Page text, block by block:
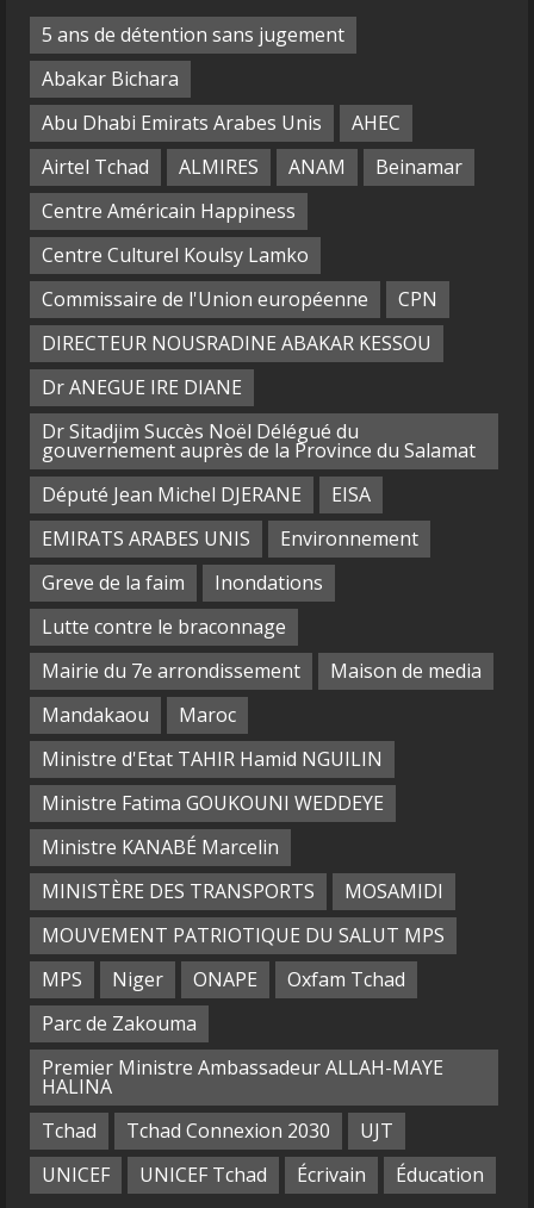
5 ans de détention sans jugement
Abakar Bichara
Abu Dhabi Emirats Arabes Unis
AHEC
Airtel Tchad
ALMIRES ANAM
Beinamar
Centre Américain Happiness
Centre Culturel Koulsy Lamko
Commissaire de l'Union européenne
CPN
DIRECTEUR NOUSRADINE ABAKAR KESSOU
Dr ANEGUE IRE DIANE
Dr Sitadjim Succès Noël Délégué du
gouvernement auprès de la Province du Salamat
Député Jean Michel DJERANE
EISA
EMIRATS ARABES UNIS
Environnement
Greve de la faim
Inondations
Lutte contre le braconnage
Mairie du 7e arrondissement
Maison de media
Mandakaou
Maroc
Ministre d'Etat TAHIR Hamid NGUILIN
Ministre Fatima GOUKOUNI WEDDEYE
Ministre KANABÉ Marcelin
MINISTÈRE DES TRANSPORTS
MOSAMIDI
MOUVEMENT PATRIOTIQUE DU SALUT MPS
MPS
Niger ONAPE
Oxfam Tchad
Parc de Zakouma
Premier Ministre Ambassadeur ALLAH-MAYE
HALINA
Tchad
Tchad Connexion 2030
UJT
UNICEF
UNICEF Tchad Écrivain Éducation